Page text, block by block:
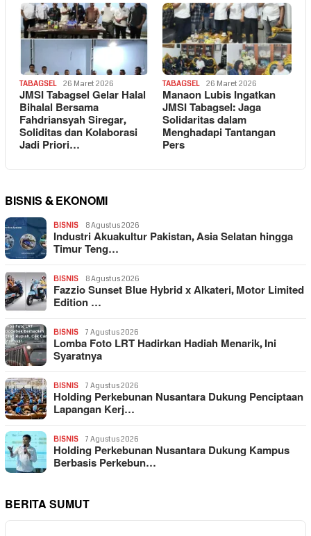
TABAGSEL 26 Maret 2026
JMSI Tabagsel Gelar Halal
Bihalal Bersama
Fahdriansyah Siregar,
Soliditas dan Kolaborasi
Jadi Priori…
TABAGSEL 26 Maret 2026
Manaon Lubis Ingatkan
JMSI Tabagsel: Jaga
Solidaritas dalam
Menghadapi Tantangan
Pers
BISNIS & EKONOMI
BISNIS 8 Agustus 2026
Industri Akuakultur Pakistan, Asia Selatan hingga
Timur Teng…
BISNIS 8 Agustus 2026
Fazzio Sunset Blue Hybrid x Alkateri, Motor Limited
Edition …
BISNIS 7 Agustus 2026
Lomba Foto LRT Hadirkan Hadiah Menarik, Ini
Syaratnya
BISNIS 7 Agustus 2026
Holding Perkebunan Nusantara Dukung Penciptaan
Lapangan Kerj…
BISNIS 7 Agustus 2026
Holding Perkebunan Nusantara Dukung Kampus
Berbasis Perkebun…
BERITA SUMUT